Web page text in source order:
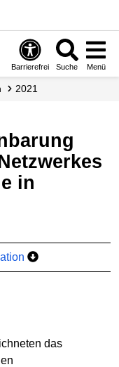
Barrierefrei Suche Menü
2021
in
das